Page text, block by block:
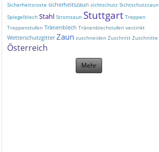
Sicherheitsroste sicherheitszaun sichtschutz Sichtschutzzaun
Spiegelblech Stahl Stromzaun Stuttgart Treppen
Treppenstufen Tränenblech Tränenblechstufen verzinkt
Wetterschutzgitter Zaun zuschneiden Zuschnitt Zuschnitte
Österreich
Mehr